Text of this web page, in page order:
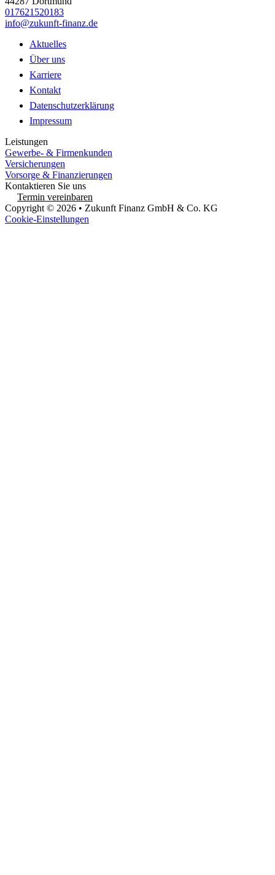
017621520183
info@zukunft-finanz.de
Aktuelles
Über uns
Karriere
Kontakt
Datenschutzerklärung
Impressum
Leistungen
Gewerbe- & Firmenkunden
Versicherungen
Vorsorge & Finanzierungen
Kontaktieren Sie uns
Termin vereinbaren
Copyright © 2026 • Zukunft Finanz GmbH & Co. KG
Cookie-Einstellungen